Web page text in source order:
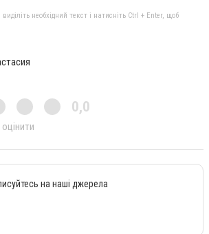
необхідний текст і натисніть Ctrl + Enter, щоб
0,0
на наші джерела